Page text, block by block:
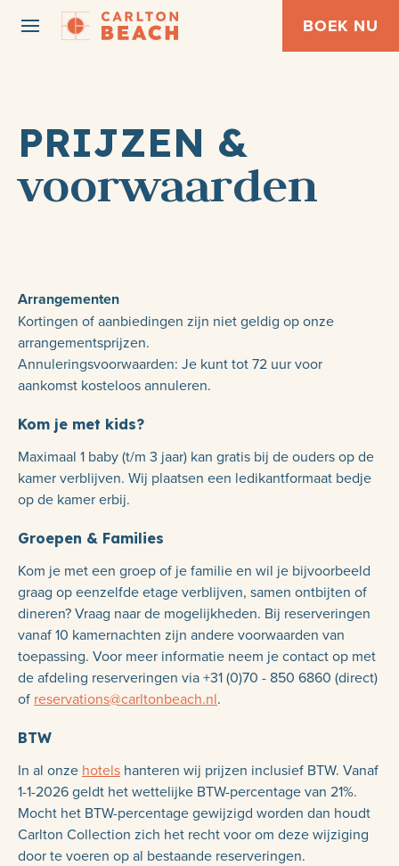
BOEK NU
PRIJZEN &
voorwaarden
Arrangementen
Kortingen of aanbiedingen zijn niet geldig op onze
arrangementsprijzen.
Annuleringsvoorwaarden: Je kunt tot 72 uur voor
aankomst kosteloos annuleren.
Kom je met kids?
Maximaal 1 baby (t/m 3 jaar) kan gratis bij de ouders op de
kamer verblijven. Wij plaatsen een ledikantformaat bedje
op de kamer erbij.
Groepen & Families
Kom je met een groep of je familie en wil je bijvoorbeeld
graag op eenzelfde etage verblijven, samen ontbijten of
dineren? Vraag naar de mogelijkheden. Bij reserveringen
vanaf 10 kamernachten zijn andere voorwaarden van
toepassing. Voor meer informatie neem je contact op met
de afdeling reserveringen via +31 (0)70 - 850 6860 (direct)
of reservations@carltonbeach.nl.
BTW
In al onze hotels hanteren wij prijzen inclusief BTW. Vanaf
1-1-2026 geldt het wettelijke BTW-percentage van 21%.
Mocht het BTW-percentage gewijzigd worden dan houdt
Carlton Collection zich het recht voor om deze wijziging
door te voeren op al bestaande reserveringen.